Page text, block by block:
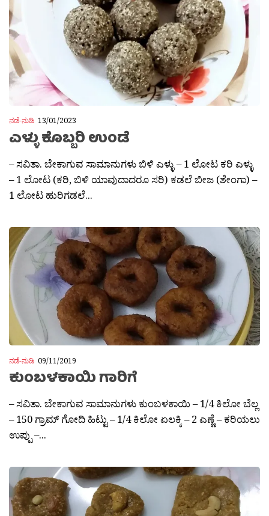
ನಡೆ-ನುಡಿ 13/01/2023
ಎಳ್ಳು ಕೊಬ್ಬರಿ ಉಂಡೆ
– ಸವಿತಾ. ಬೇಕಾಗುವ ಸಾಮಾನುಗಳು ಬಿಳಿ ಎಳ್ಳು – 1 ಲೋಟ ಕರಿ ಎಳ್ಳು
– 1 ಲೋಟ (ಕರಿ, ಬಿಳಿ ಯಾವುದಾದರೂ ಸರಿ) ಕಡಲೆ ಬೀಜ (ಶೇಂಗಾ) –
1 ಲೋಟ ಹುರಿಗಡಲೆ...
ನಡೆ-ನುಡಿ 09/11/2019
ಕುಂಬಳಕಾಯಿ ಗಾರಿಗೆ
– ಸವಿತಾ. ಬೇಕಾಗುವ ಸಾಮಾನುಗಳು ಕುಂಬಳಕಾಯಿ – 1/4 ಕಿಲೋ ಬೆಲ್ಲ
– 150 ಗ್ರಾಮ್ ಗೋದಿ ಹಿಟ್ಟು – 1/4 ಕಿಲೋ ಏಲಕ್ಕಿ – 2 ಎಣ್ಣೆ – ಕರಿಯಲು
ಉಪ್ಪು –...